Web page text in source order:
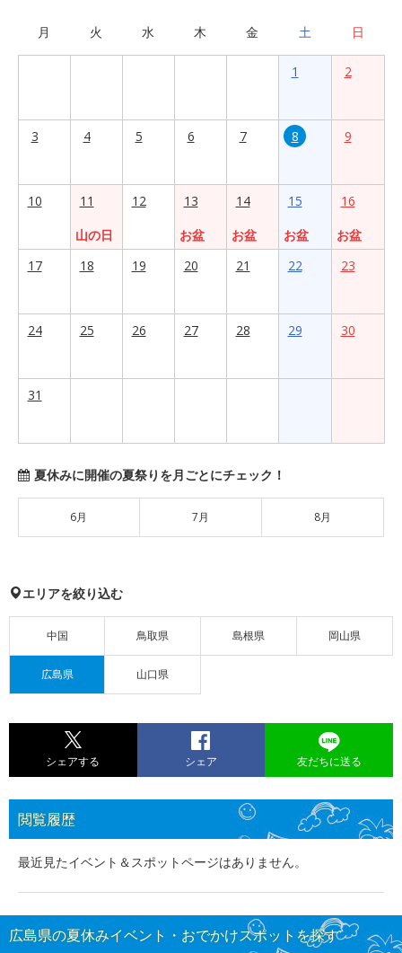
月 火 水 木 金 土 日
1 2
3 4 5 6 7 8 9
10
11
山の日
12
13
お盆
14
お盆
15
お盆
16
お盆
17
18 19 20 21 22 23
24 25 26 27 28 29 30
31
夏休みに開催の夏祭りを月ごとにチェック！
6月 7月 8月
エリアを絞り込む
中国 鳥取県 島根県 岡山県
広島県 山口県
シェアする シェア 友だちに送る
閲覧履歴
最近見たイベント＆スポットページはありません。
広島県の夏休みイベント・おでかけスポットを探す